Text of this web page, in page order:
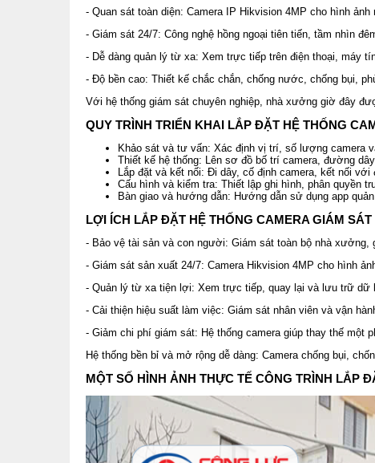
- Quan sát toàn diện: Camera IP Hikvision 4MP cho hình
- Giám sát 24/7: Công nghệ hồng ngoại tiên tiến, tầm nhìn
- Dễ dàng quản lý từ xa: Xem trực tiếp trên điện thoại, máy
- Độ bền cao: Thiết kế chắc chắn, chống nước, chống bụi,
Với hệ thống giám sát chuyên nghiệp, nhà xưởng giờ đây
QUY TRÌNH TRIỂN KHAI LẮP ĐẶT HỆ THỐNG
Khảo sát và tư vấn: Xác định vị trí, số lượng camera
Thiết kế hệ thống: Lên sơ đồ bố trí camera, đường
Lắp đặt và kết nối: Đi dây, cố định camera, kết nối với
Cấu hình và kiểm tra: Thiết lập ghi hình, phân quyền
Bàn giao và hướng dẫn: Hướng dẫn sử dụng app
LỢI ÍCH LẮP ĐẶT HỆ THỐNG CAMERA GIÁM
- Bảo vệ tài sản và con người: Giám sát toàn bộ nhà xưởng,
- Giám sát sản xuất 24/7: Camera Hikvision 4MP cho hình
- Quản lý từ xa tiện lợi: Xem trực tiếp, quay lại và lưu trữ dữ
- Cải thiện hiệu suất làm việc: Giám sát nhân viên và vận
- Giảm chi phí giám sát: Hệ thống camera giúp thay thế
Hệ thống bền bỉ và mở rộng dễ dàng: Camera chống bụi,
MỘT SỐ HÌNH ẢNH THỰC TẾ CÔNG TRÌNH LẮP